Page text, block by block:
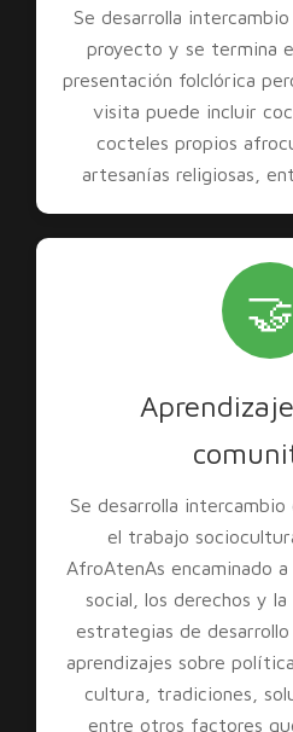
Se desarrolla
proyecto y se termina
presentación folclórica
visita puede incluir
cocteles propios
artesanías religiosas,
🤝
Se desarrolla
el trabajo
AfroAtenAs encaminado
social, los derechos y
estrategias de desarrollo
aprendizajes sobre
cultura, tradiciones,
entre otros factores